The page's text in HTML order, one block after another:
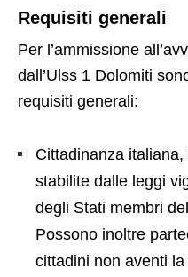
Requisiti generali
Per l’ammissione
dall’Ulss 1 Dolomiti
requisiti generali:
Cittadinanza
stabilite dalle leggi
degli Stati membri
Possono inoltre
cittadini non aventi